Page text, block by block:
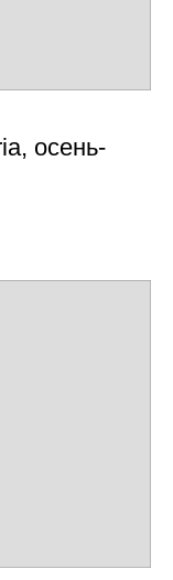
осень-